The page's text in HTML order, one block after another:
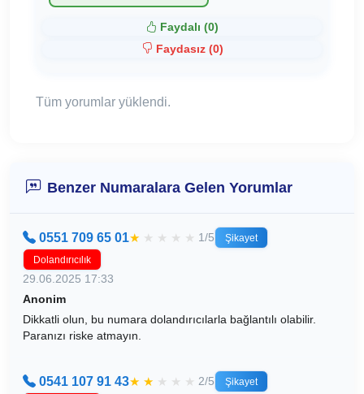
Faydalı (0)
Faydasız (0)
Tüm yorumlar yüklendi.
Benzer Numaralara Gelen Yorumlar
0551 709 65 01★ ★ ★ ★ ★ 1/5
Şikayet
Dolandırıcılık
29.06.2025 17:33
Anonim
Dikkatli olun, bu numara dolandırıcılarla bağlantılı olabilir.
Paranızı riske atmayın.
0541 107 91 43★ ★ ★ ★ ★ 2/5
Şikayet